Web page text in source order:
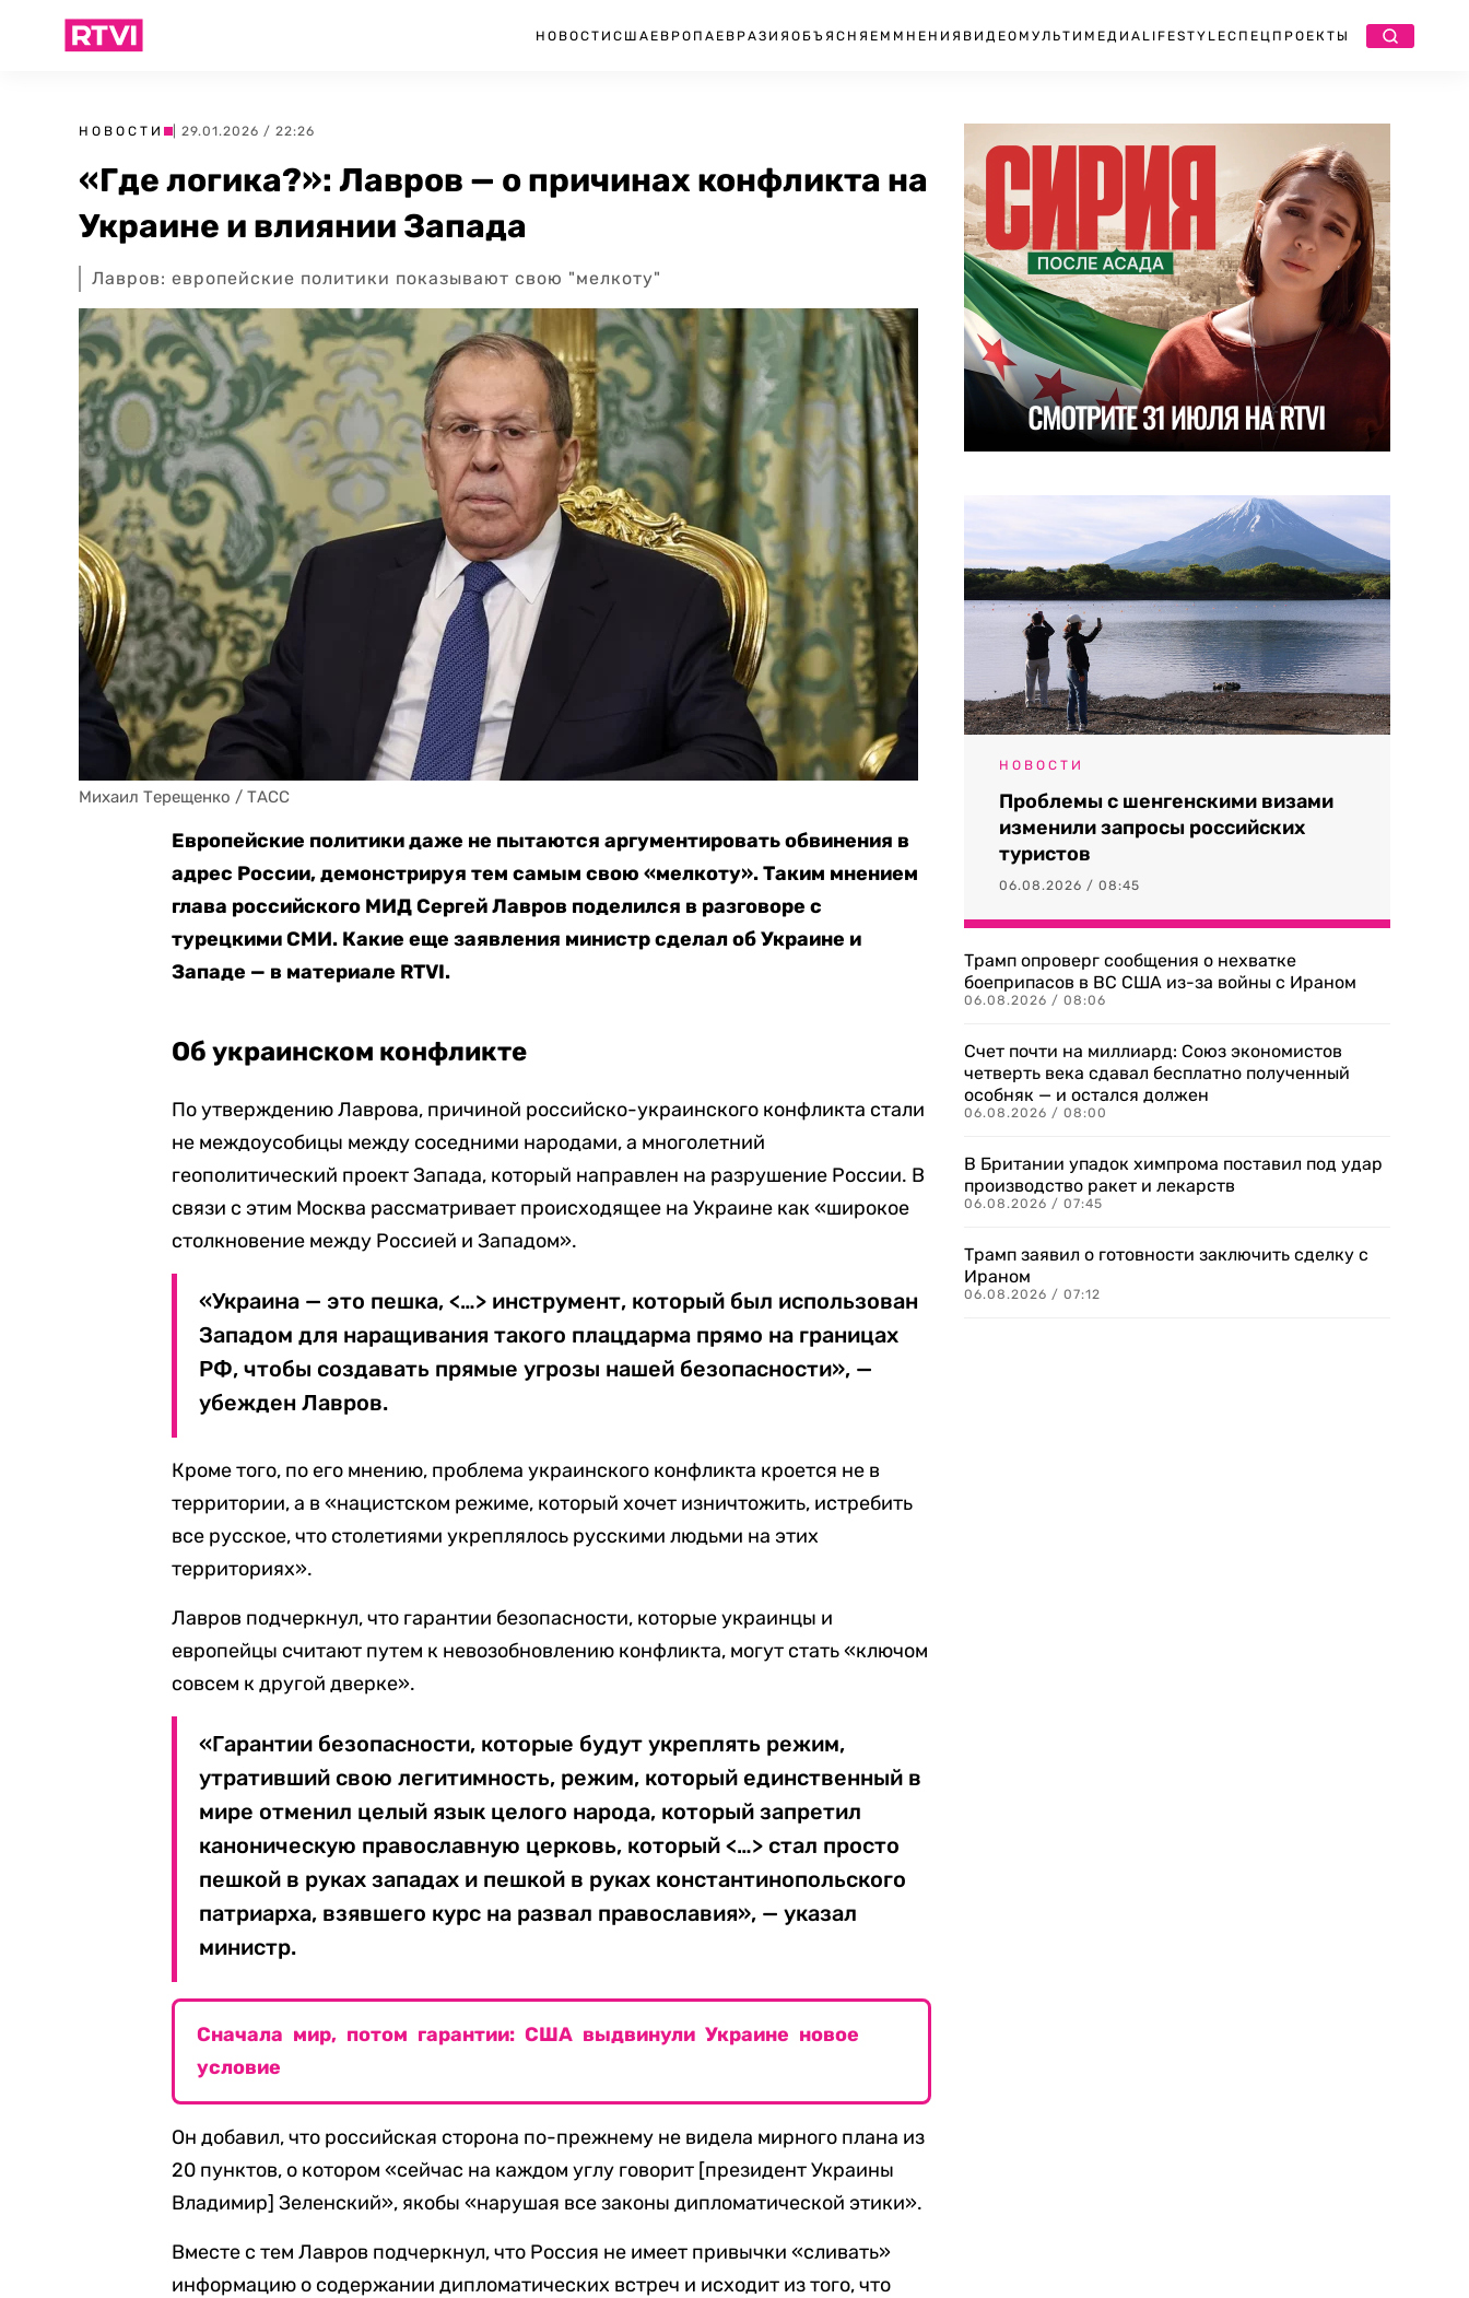
НОВОСТИ США ЕВРОПА ЕВРАЗИЯ ОБЪЯСНЯЕМ МНЕНИЯ ВИДЕО МУЛЬТИМЕДИА LIFESTYLEСПЕЦПРОЕКТЫ
НОВОСТИ | 29.01.2026 / 22:26
«Где логика?»: Лавров — о причинах конфликта на
Украине и влиянии Запада
Лавров: европейские политики показывают свою "мелкоту"
Михаил Терещенко / ТАСС
Европейские политики даже не пытаются аргументировать обвинения в
адрес России, демонстрируя тем самым свою «мелкоту». Таким мнением
глава российского МИД Сергей Лавров поделился в разговоре с
турецкими СМИ. Какие еще заявления министр сделал об Украине и
Западе — в материале RTVI.
Об украинском конфликте
По утверждению Лаврова, причиной российско-украинского конфликта стали
не междоусобицы между соседними народами, а многолетний
геополитический проект Запада, который направлен на разрушение России. В
связи с этим Москва рассматривает происходящее на Украине как «широкое
столкновение между Россией и Западом».
«Украина — это пешка, <…> инструмент, который был использован
Западом для наращивания такого плацдарма прямо на границах
РФ, чтобы создавать прямые угрозы нашей безопасности», —
убежден Лавров.
Кроме того, по его мнению, проблема украинского конфликта кроется не в
территории, а в «нацистском режиме, который хочет изничтожить, истребить
все русское, что столетиями укреплялось русскими людьми на этих
территориях».
Лавров подчеркнул, что гарантии безопасности, которые украинцы и
европейцы считают путем к невозобновлению конфликта, могут стать «ключом
совсем к другой дверке».
«Гарантии безопасности, которые будут укреплять режим,
утративший свою легитимность, режим, который единственный в
мире отменил целый язык целого народа, который запретил
каноническую православную церковь, который <…> стал просто
пешкой в руках западах и пешкой в руках константинопольского
патриарха, взявшего курс на развал православия», — указал
министр.
Сначала мир, потом гарантии: США выдвинули Украине новое
условие
Он добавил, что российская сторона по-прежнему не видела мирного плана из
20 пунктов, о котором «сейчас на каждом углу говорит [президент Украины
Владимир] Зеленский», якобы «нарушая все законы дипломатической этики».
Вместе с тем Лавров подчеркнул, что Россия не имеет привычки «сливать»
информацию о содержании дипломатических встреч и исходит из того, что
НОВОСТИ
Проблемы с шенгенскими визами
изменили запросы российских
туристов
06.08.2026 / 08:45
Трамп опроверг сообщения о нехватке
боеприпасов в ВС США из-за войны с Ираном
06.08.2026 / 08:06
Счет почти на миллиард: Союз экономистов
четверть века сдавал бесплатно полученный
особняк — и остался должен
06.08.2026 / 08:00
В Британии упадок химпрома поставил под удар
производство ракет и лекарств
06.08.2026 / 07:45
Трамп заявил о готовности заключить сделку с
Ираном
06.08.2026 / 07:12